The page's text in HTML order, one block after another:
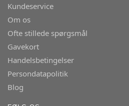
Kundeservice
Om os
Ofte stillede spørgsmål
Gavekort
Handelsbetingelser
Persondatapolitik
Blog